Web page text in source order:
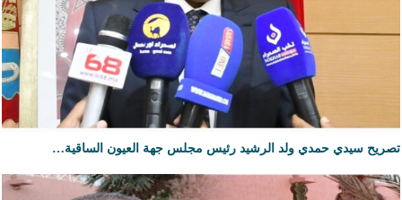
تصريح سيدي حمدي ولد الرشيد رئيس مجلس جهة العيون الساقية…